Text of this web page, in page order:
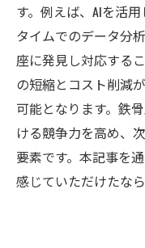
す。例えば、AIを活
タイムでのデータ分
座に発見し対応する
の短縮とコスト削減
可能となります。鉄
ける競争力を高め、
要素です。本記事を
感じていただけたな